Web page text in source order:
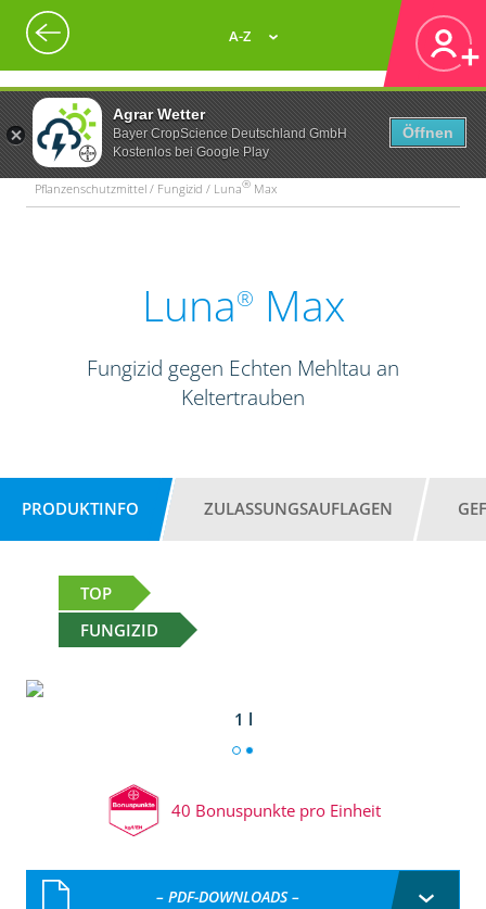
Agrar Wetter
Bayer CropScience Deutschland GmbH
Kostenlos bei Google Play
Öffnen
A-Z
Pflanzenschutzmittel / Fungizid / Luna® Max
Luna® Max
Fungizid gegen Echten Mehltau an
Keltertrauben
PRODUKTINFO ZULASSUNGSAUFLAGEN
TOP
FUNGIZID
1 l
40 Bonuspunkte pro Einheit
– PDF-DOWNLOADS –